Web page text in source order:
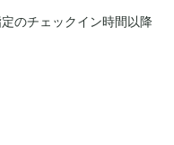
のチェックイン時間以降